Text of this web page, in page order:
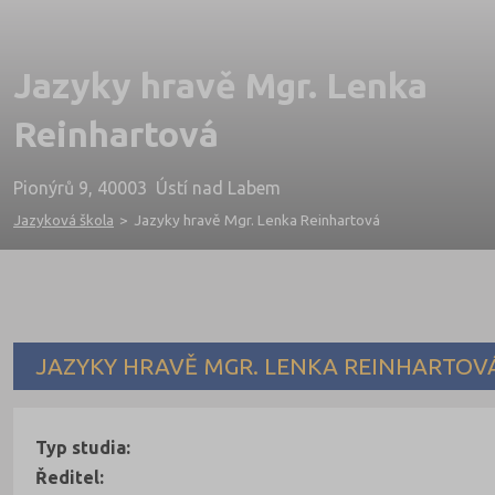
Jazyky hravě Mgr. Lenka
Reinhartová
Pionýrů 9, 40003 Ústí nad Labem
Jazyková škola > Jazyky hravě Mgr. Lenka Reinhartová
JAZYKY HRAVĚ MGR. LENKA
Typ studia:
Ředitel: